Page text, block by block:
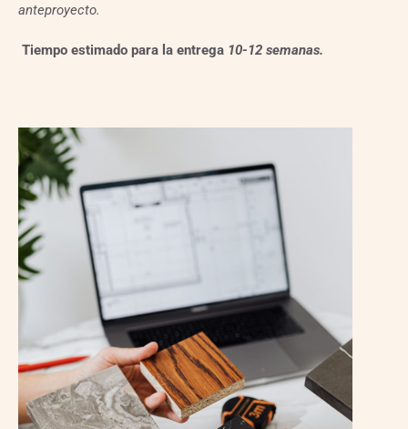
anteproyecto.
Tiempo estimado para la entrega 10-12 semanas.